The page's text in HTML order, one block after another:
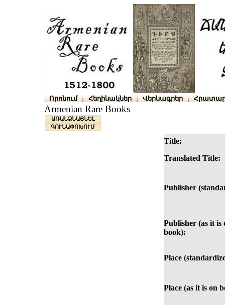
Որոնում Հեղինակներ Վերնագրեր
Armenian Rare Books
ԱՌԱՆՁՆԱՑՆԵԼ
ԳՈՒՆԱՓՈԽՈՒՄ
Title:
Translated Title:
Publisher
Publisher (as it is
book):
Place
Place (as it is on